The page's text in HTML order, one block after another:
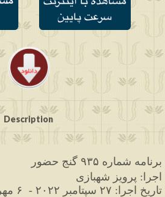
Description
برنامه شماره ۹۳۵ گنج حضور
اجرا: پرویز شهبازی
تاریخ اجرا: ۲۷ سپتامبر ۲۰۲۲ -  ۶ مهر